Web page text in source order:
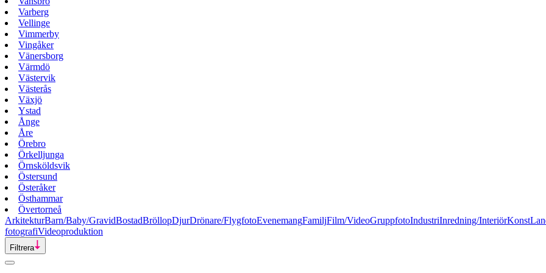
Varberg
Vellinge
Vimmerby
Vingåker
Vänersborg
Värmdö
Västervik
Västerås
Växjö
Ystad
Ånge
Åre
Örebro
Örkelljunga
Örnsköldsvik
Östersund
Österåker
Östhammar
Övertorneå
ArkitekturBarn/Baby/GravidBostadBröllopDjurDrönare/FlygfotoEvenemangFamiljFilm/VideoGruppfotoIndustriInredning/InteriörKonst
fotografiVideoproduktion
Filtrera